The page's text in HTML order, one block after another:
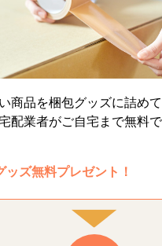
商品を梱包グッズに詰め
配業者がご自宅まで無料
ッズ無料プレゼント！